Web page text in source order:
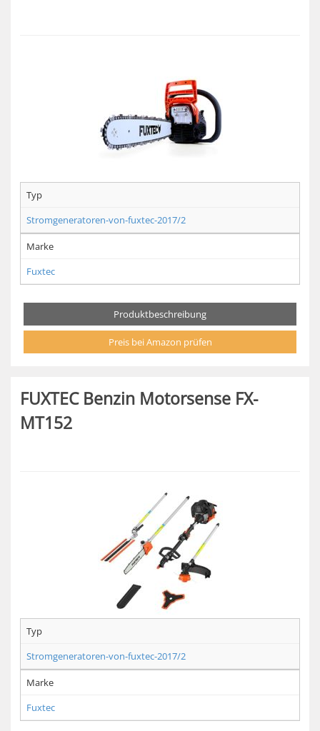
Typ
Stromgeneratoren-von-fuxtec-2017/2
Marke
Fuxtec
Produktbeschreibung
Preis bei Amazon prüfen
FUXTEC Benzin Motorsense FX-
MT152
Typ
Stromgeneratoren-von-fuxtec-2017/2
Marke
Fuxtec